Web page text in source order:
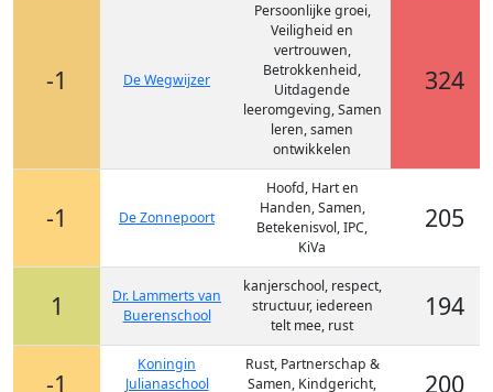
-1 De Wegwijzer
Persoonlijke groei,
Veiligheid en
vertrouwen,
Betrokkenheid,
Uitdagende
leeromgeving, Samen
leren, samen
ontwikkelen
324
-1 De Zonnepoort
Hoofd, Hart en
Handen, Samen,
Betekenisvol, IPC,
KiVa
205
1
Dr. Lammerts van
Buerenschool
kanjerschool, respect,
structuur, iedereen
telt mee, rust
194
-1
Koningin
Julianaschool
Rust, Partnerschap &
Samen, Kindgericht,
200